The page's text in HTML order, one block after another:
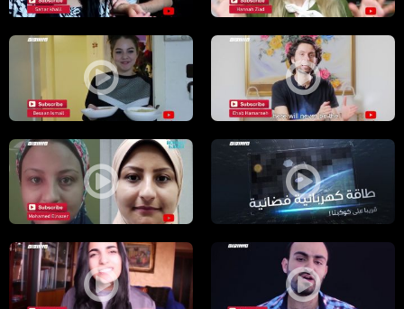
عندك هدف بس مش جاهز تتحرك باتجاهة؟ شو الحل، ايهابلما تتزوج بنت من على ال تيك توك.. كيف
طاقة كهربائية فضائية – قريبا على كوكبنا ! -الكاملة - حلقة 9 - 25-5-2019- برنامج USB
كيف تحافظي على نضارة البشرة
نظرة الناس السلبية.. التعليقات الي مابتخلص.. كمية الاحباطمن اكتر الاشياءالحلوة بالحياة.. انك